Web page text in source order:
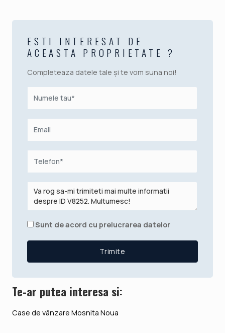
ESTI INTERESAT DE
ACEASTA PROPRIETATE ?
Completeaza datele tale și te vom suna noi!
Sunt de acord cu prelucrarea datelor
Te-ar putea interesa si:
Case de vânzare Mosnita Noua